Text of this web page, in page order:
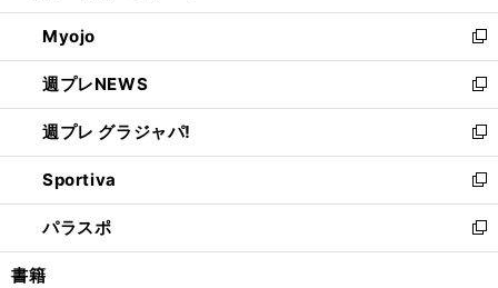
開
く
ウ
で
開
く
ン
ド
ウ
で
開
く
ウ
ィ
ン
ド
ウ
で
開
く
Myojo
新
し
い
ウ
ィ
ン
ド
ウ
で
開
週プレNEWS
新
し
い
ウ
ィ
ン
ド
ウ
週プレ グラジャパ!
新
し
い
ウ
ィ
ン
Sportiva
新
し
い
ウ
パラスポ
新
し
書籍